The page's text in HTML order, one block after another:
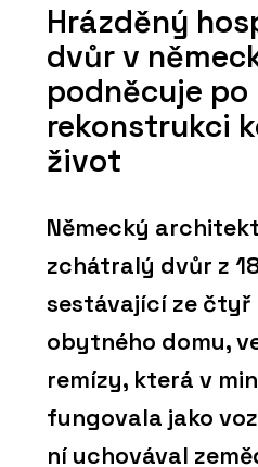
Hrázděný
dvůr v
podněcuje po
rekonstrukci
život
Německý
zchátralý dvůr z
sestávající ze čtyř
obytného domu,
remízy, která v
fungovala jako
ní uchovával